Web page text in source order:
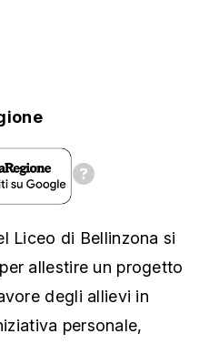
Liceo di Bellinzona si
allestire un progetto
degli allievi in
personale,